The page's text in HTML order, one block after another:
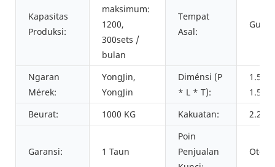
Kapasitas
Produksi:
maksimum:
1200,
300sets /
bulan
Tempat
Asal:
Ngaran
Mérek:
YongJin,
YongJin
Diménsi (P
* L * T):
Beurat:
1000 KG Kakuatan: 2.2KW
Garansi: 1 Taun
Poin
Penjualan